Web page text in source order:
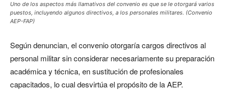
Uno de los aspectos más llamativos del convenio es que se le otorgará varios
puestos, incluyendo algunos directivos, a los personales militares. (Convenio
AEP-FAP)
Según denuncian, el convenio otorgaría cargos directivos al
personal militar sin considerar necesariamente su preparación
académica y técnica, en sustitución de profesionales
capacitados, lo cual desvirtúa el propósito de la AEP.